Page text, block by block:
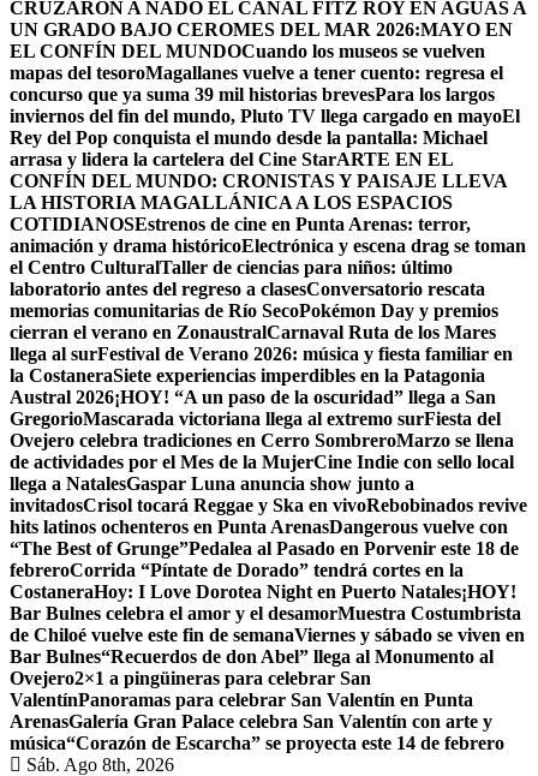
CRUZARON A NADO EL CANAL FITZ ROY EN AGUAS A
UN GRADO BAJO CEROMES DEL MAR 2026:MAYO EN
EL CONFÍN DEL MUNDOCuando los museos se vuelven
mapas del tesoroMagallanes vuelve a tener cuento: regresa el
concurso que ya suma 39 mil historias brevesPara los largos
inviernos del fin del mundo, Pluto TV llega cargado en mayoEl
Rey del Pop conquista el mundo desde la pantalla: Michael
arrasa y lidera la cartelera del Cine StarARTE EN EL
CONFÍN DEL MUNDO: CRONISTAS Y PAISAJE LLEVA
LA HISTORIA MAGALLÁNICA A LOS ESPACIOS
COTIDIANOSEstrenos de cine en Punta Arenas: terror,
animación y drama históricoElectrónica y escena drag se toman
el Centro CulturalTaller de ciencias para niños: último
laboratorio antes del regreso a clasesConversatorio rescata
memorias comunitarias de Río SecoPokémon Day y premios
cierran el verano en ZonaustralCarnaval Ruta de los Mares
llega al surFestival de Verano 2026: música y fiesta familiar en
la CostaneraSiete experiencias imperdibles en la Patagonia
Austral 2026¡HOY! “A un paso de la oscuridad” llega a San
GregorioMascarada victoriana llega al extremo surFiesta del
Ovejero celebra tradiciones en Cerro SombreroMarzo se llena
de actividades por el Mes de la MujerCine Indie con sello local
llega a NatalesGaspar Luna anuncia show junto a
invitadosCrisol tocará Reggae y Ska en vivoRebobinados revive
hits latinos ochenteros en Punta ArenasDangerous vuelve con
“The Best of Grunge”Pedalea al Pasado en Porvenir este 18 de
febreroCorrida “Píntate de Dorado” tendrá cortes en la
CostaneraHoy: I Love Dorotea Night en Puerto Natales¡HOY!
Bar Bulnes celebra el amor y el desamorMuestra Costumbrista
de Chiloé vuelve este fin de semanaViernes y sábado se viven en
Bar Bulnes“Recuerdos de don Abel” llega al Monumento al
Ovejero2×1 a pingüineras para celebrar San
ValentínPanoramas para celebrar San Valentín en Punta
ArenasGalería Gran Palace celebra San Valentín con arte y
música“Corazón de Escarcha” se proyecta este 14 de febrero
Sáb. Ago 8th, 2026